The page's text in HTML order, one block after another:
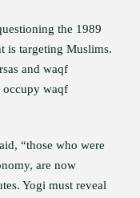
the 1989
is targeting Muslims.
and waqf
occupy waqf
“those who were
are now
Yogi must reveal